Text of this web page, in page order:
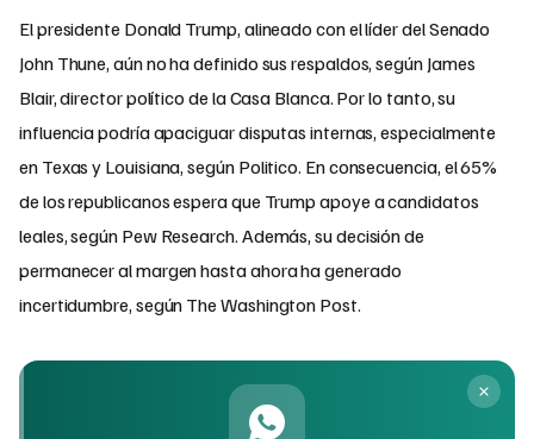
El presidente Donald Trump, alineado con el líder del Senado
John Thune, aún no ha definido sus respaldos, según James
Blair, director político de la Casa Blanca. Por lo tanto, su
influencia podría apaciguar disputas internas, especialmente
en Texas y Louisiana, según Politico. En consecuencia, el 65%
de los republicanos espera que Trump apoye a candidatos
leales, según Pew Research. Además, su decisión de
permanecer al margen hasta ahora ha generado
incertidumbre, según The Washington Post.